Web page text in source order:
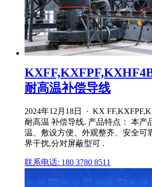
耐高温补偿导线
2024年12月18日 · KX
耐高温 补偿导线. 产品特点： 本产
温、敷设方便、外观整齐、安全可
界干扰,分对屏蔽型可 .
联系电话: 180 3780 8511